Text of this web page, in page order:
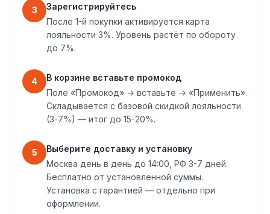
3
Зарегистрируйтесь
После 1-й покупки активируется карта
лояльности 3%. Уровень растёт по обороту
до 7%.
4
В корзине вставьте промокод
Поле «Промокод» → вставьте → «Применить».
Складывается с базовой скидкой лояльности
(3-7%) — итог до 15-20%.
5
Выберите доставку и установку
Москва день в день до 14:00, РФ 3-7 дней.
Бесплатно от установленной суммы.
Установка с гарантией — отдельно при
оформлении.